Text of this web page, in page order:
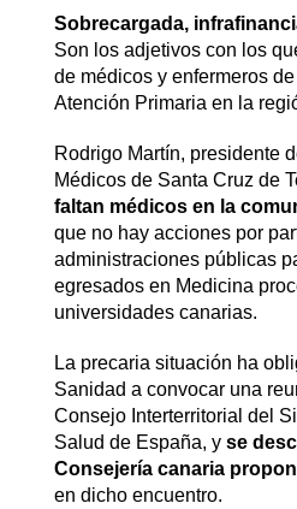
Sobrecargada,
Son los adjetivos con los
de médicos y enfermeros
Atención Primaria en la
Rodrigo Martín, presidente
Médicos de Santa Cruz de
faltan médicos en la
que no hay acciones por
administraciones públicas
egresados en Medicina
universidades canarias.
La precaria situación ha
Sanidad a convocar una
Consejo Interterritorial del
Salud de España, y se
Consejería canaria
en dicho encuentro.